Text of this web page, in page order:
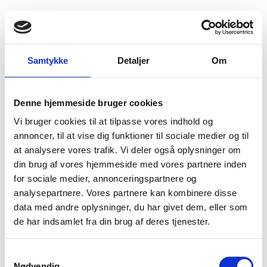
Samtykke Detaljer Om
Denne hjemmeside bruger cookies
Vi bruger cookies til at tilpasse vores indhold og
annoncer, til at vise dig funktioner til sociale medier og til
at analysere vores trafik. Vi deler også oplysninger om
din brug af vores hjemmeside med vores partnere inden
for sociale medier, annonceringspartnere og
analysepartnere. Vores partnere kan kombinere disse
data med andre oplysninger, du har givet dem, eller som
de har indsamlet fra din brug af deres tjenester.
Gå til forsiden Fold søgefelt ud
Menu
Flygtningenævnet Baggrundsmateriale Freedom on the net 2013
Freedom on the net 2013
03.10.2013 Bilag 220Freedom HouseEtiopien (I)
Indeholder oplysninger om informations-, ytrings- og
pressefrihed. Indeholder videre oplysninger om adgang til
internettet.
Download